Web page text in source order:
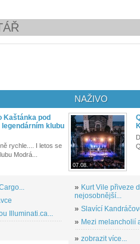
Kaštánka pod
klubu
rychle.... I letos se
Modrá...
Illuminati.ca...
NAŽIVO
07.08.
» Kurt Vile přiveze
nejosobnější...
» Slavící
» Mezi melancholií
» zobrazit více...